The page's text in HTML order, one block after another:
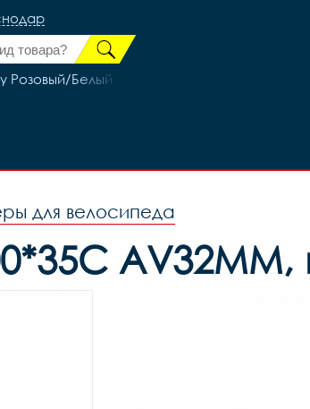
Розовый/Белый
для велосипеда